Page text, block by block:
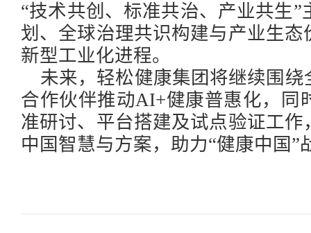
“技术共创、标准共治、产业共生
划、全球治理共识构建与产业生
新型工业化进程。
未来，轻松健康集团将继续围
合作伙伴推动AI+健康普惠化，同
准研讨、平台搭建及试点验证工
中国智慧与方案，助力“健康中国”